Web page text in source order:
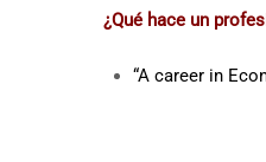
¿Qué hace un
“A career in